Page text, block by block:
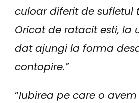
culoar diferit de sufletul
Oricat de ratacit esti, la
dat ajungi la forma
contopire.”
“Iubirea pe care o